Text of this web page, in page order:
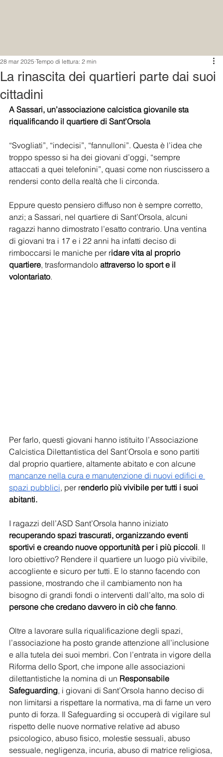
La rinascita dei quartieri parte dai suoi
cittadini
28 mar 2025 Tempo di lettura: 2 min
A Sassari, un’associazione calcistica giovanile sta
riqualificando il quartiere di Sant’Orsola
“Svogliati”, “indecisi”, “fannulloni”. Questa è l’idea che
troppo spesso si ha dei giovani d’oggi, “sempre
attaccati a quei telefonini”, quasi come non riuscissero a
rendersi conto della realtà che li circonda.
Eppure questo pensiero diffuso non è sempre corretto,
anzi; a Sassari, nel quartiere di Sant’Orsola, alcuni
ragazzi hanno dimostrato l’esatto contrario. Una ventina
di giovani tra i 17 e i 22 anni ha infatti deciso di
rimboccarsi le maniche per ridare vita al proprio
quartiere, trasformandolo attraverso lo sport e il
volontariato.
Per farlo, questi giovani hanno istituito l’Associazione
Calcistica Dilettantistica del Sant’Orsola e sono partiti
dal proprio quartiere, altamente abitato e con alcune
mancanze nella cura e manutenzione di nuovi edifici e
spazi pubblici, per renderlo più vivibile per tutti i suoi
abitanti.
I ragazzi dell’ASD Sant’Orsola hanno iniziato
recuperando spazi trascurati, organizzando eventi
sportivi e creando nuove opportunità per i più piccoli. Il
loro obiettivo? Rendere il quartiere un luogo più vivibile,
accogliente e sicuro per tutti. E lo stanno facendo con
passione, mostrando che il cambiamento non ha
bisogno di grandi fondi o interventi dall’alto, ma solo di
persone che credano davvero in ciò che fanno.
Oltre a lavorare sulla riqualificazione degli spazi,
l’associazione ha posto grande attenzione all’inclusione
e alla tutela dei suoi membri. Con l’entrata in vigore della
Riforma dello Sport, che impone alle associazioni
dilettantistiche la nomina di un Responsabile
Safeguarding, i giovani di Sant’Orsola hanno deciso di
non limitarsi a rispettare la normativa, ma di farne un vero
punto di forza. Il Safeguarding si occuperà di vigilare sul
rispetto delle nuove normative relative ad abuso
psicologico, abuso fisico, molestie sessuali, abuso
sessuale, negligenza, incuria, abuso di matrice religiosa,